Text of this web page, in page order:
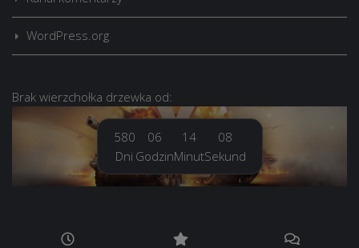
WordPress.org
Brak wierzchołka drzewka od:
580
Dni
06
Godzin
14
Minut
09
Sekund